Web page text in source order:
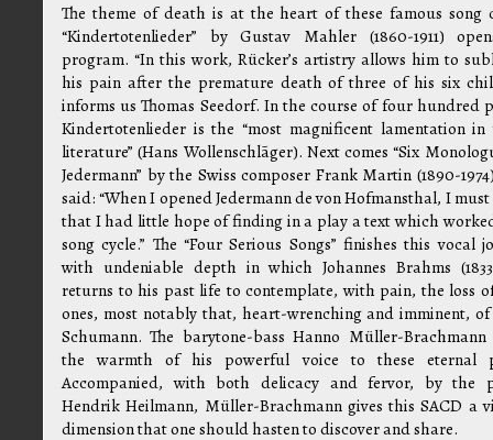
The theme of death is at the heart of these famous song
“Kindertotenlieder” by Gustav Mahler (1860-1911)
program. “In this work, Rücker’s artistry allows him to
his pain after the premature death of three of his six
informs us Thomas Seedorf. In the course of four hundred
Kindertotenlieder is the “most magnificent lamentation
literature” (Hans Wollenschlãger). Next comes “Six
Jedermann” by the Swiss composer Frank Martin (1890-
said: “When I opened Jedermann de von Hofmansthal, I
that I had little hope of finding in a play a text which
song cycle.” The “Four Serious Songs” finishes this vocal
with undeniable depth in which Johannes Brahms
returns to his past life to contemplate, with pain, the loss
ones, most notably that, heart-wrenching and imminent,
Schumann. The barytone-bass Hanno Müller-Brachmann
the warmth of his powerful voice to these eternal
Accompanied, with both delicacy and fervor, by the
Hendrik Heilmann, Müller-Brachmann gives this SACD a
dimension that one should hasten to discover and share.